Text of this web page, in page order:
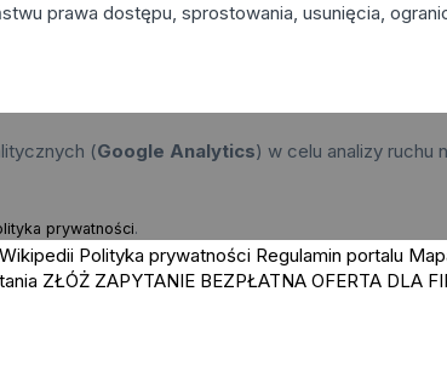
prawa dostępu, sprostowania, usunięcia,
(Google Analytics) w celu analizy ruchu
prywatności.
Polityka prywatności Regulamin portalu
ZŁÓŻ ZAPYTANIE BEZPŁATNA OFERTA DLA